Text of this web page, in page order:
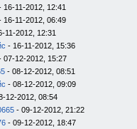
16-11-2012, 12:41
16-11-2012, 06:49
11-2012, 12:31
- 16-11-2012, 15:36
07-12-2012, 15:27
- 08-12-2012, 08:51
- 08-12-2012, 09:09
12-2012, 08:54
- 09-12-2012, 21:22
- 09-12-2012, 18:47